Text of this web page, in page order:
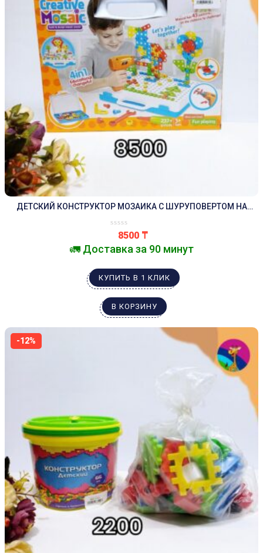
ДЕТСКИЙ КОНСТРУКТОР МОЗАИКА С ШУРУПОВЕРТОМ НА
8500 ₸
🚛 Доставка за 90 минут
КУПИТЬ В 1 КЛИК
В КОРЗИНУ
-12%